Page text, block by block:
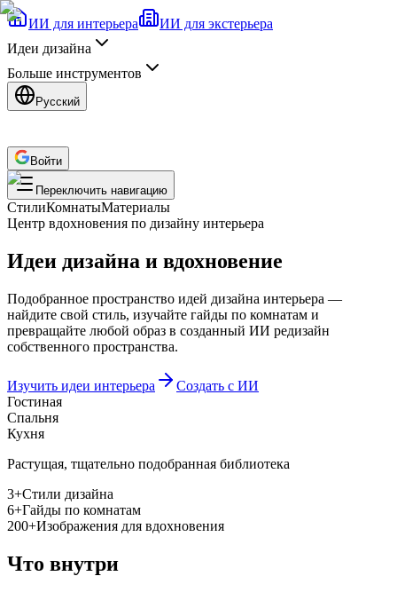
ИИ для интерьера
ИИ для экстерьера
Идеи дизайна
Больше инструментов
Русский
Войти
Переключить навигацию
СтилиКомнатыМатериалы
Центр вдохновения по дизайну интерьера
Идеи дизайна и вдохновение
Подобранное пространство идей дизайна интерьера —
найдите свой стиль, изучайте гайды по комнатам и
превращайте любой образ в созданный ИИ редизайн
собственного пространства.
Изучить идеи интерьера
Создать с ИИ
Гостиная
Спальня
Кухня
Растущая, тщательно подобранная библиотека
3+Стили дизайна
6+Гайды по комнатам
200+Изображения для вдохновения
Что внутри